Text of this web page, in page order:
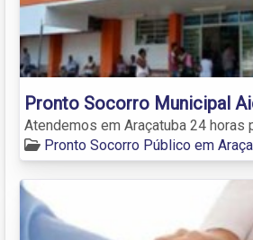
Pronto Socorro Municipal
Atendemos em Araçatuba 24 horas
Pronto Socorro Público em